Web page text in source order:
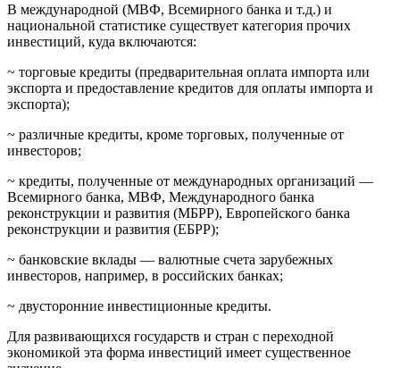
В международной (МВФ, Всемирного банка и т.д.) и
национальной статистике существует категория прочих
инвестиций, куда включаются:
~ торговые кредиты (предварительная оплата импорта или
экспорта и предоставление кредитов для оплаты импорта и
экспорта);
~ различные кредиты, кроме торговых, полученные от
инвесторов;
~ кредиты, полученные от международных организаций —
Всемирного банка, МВФ, Международного банка
реконструкции и развития (МБРР), Европейского банка
реконструкции и развития (ЕБРР);
~ банковские вклады — валютные счета зарубежных
инвесторов, например, в российских банках;
~ двусторонние инвестиционные кредиты.
Для развивающихся государств и стран с переходной
экономикой эта форма инвестиций имеет существенное